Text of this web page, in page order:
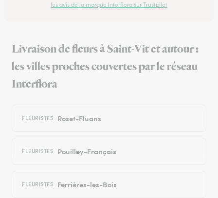
les avis de la marque Interflora sur Trustpilot
Livraison de fleurs à Saint-Vit et autour :
les villes proches couvertes par le réseau
Interflora
FLEURISTES Roset-Fluans
FLEURISTES Pouilley-Français
FLEURISTES Ferrières-les-Bois